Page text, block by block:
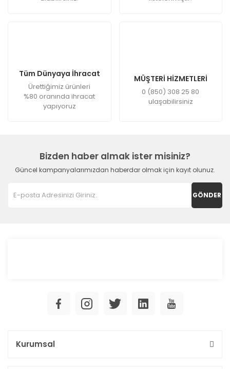
Tüm Dünyaya İhracat
Ürettiğimiz ürünleri
%80 oranında ihracat
yapıyoruz
MÜŞTERİ HİZMETLERİ
0 (850) 308 25 80
ulaşabilirsiniz
Bizden haber almak ister misiniz?
Güncel kampanyalarımızdan haberdar olmak için kayıt olunuz.
GÖNDER
Kurumsal